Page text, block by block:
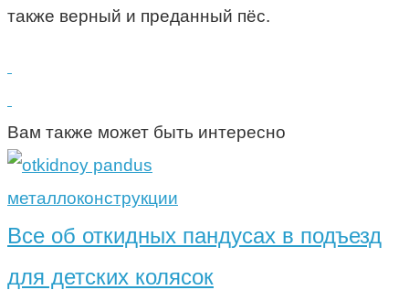
также верный и преданный пёс.
Вам также может быть интересно
металлоконструкции
Все об откидных пандусах в подъезд
для детских колясок